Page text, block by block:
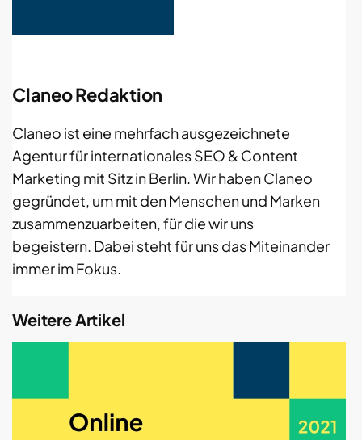
Claneo Redaktion
Claneo ist eine mehrfach ausgezeichnete
Agentur für internationales SEO & Content
Marketing mit Sitz in Berlin. Wir haben Claneo
gegründet, um mit den Menschen und Marken
zusammenzuarbeiten, für die wir uns
begeistern. Dabei steht für uns das Miteinander
immer im Fokus.
Weitere Artikel